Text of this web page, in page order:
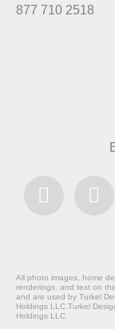
877 710 2518
All photo images, home
renderings, and text on
and are used by Turkel
Holdings LLC.Turkel
Holdings LLC.